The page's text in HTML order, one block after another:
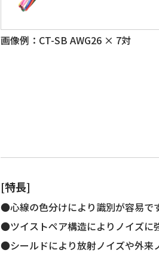
画像例：CT-SB AWG26 × 7対
[特長]
●心線の色分けにより識別が容易です
●ツイストペア構造によりノイズに
●シールドにより放射ノイズや外来